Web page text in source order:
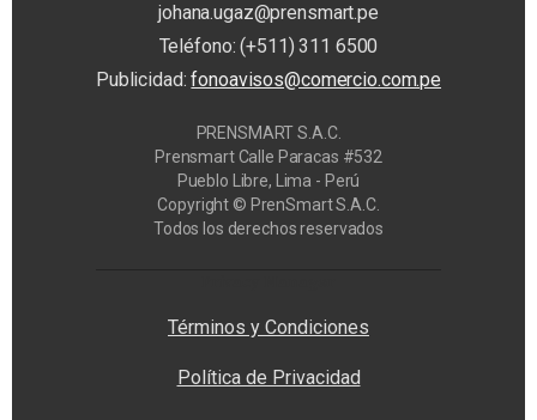
johana.ugaz@prensmart.pe
Teléfono: (+511) 311 6500
Publicidad:fonoavisos@comercio.com.pe
PRENSMART S.A.C.
Prensmart Calle Paracas #532
Pueblo Libre, Lima - Perú
Copyright © PrenSmart S.A.C.
Todos los derechos reservados
Términos y Condiciones
Política de Privacidad